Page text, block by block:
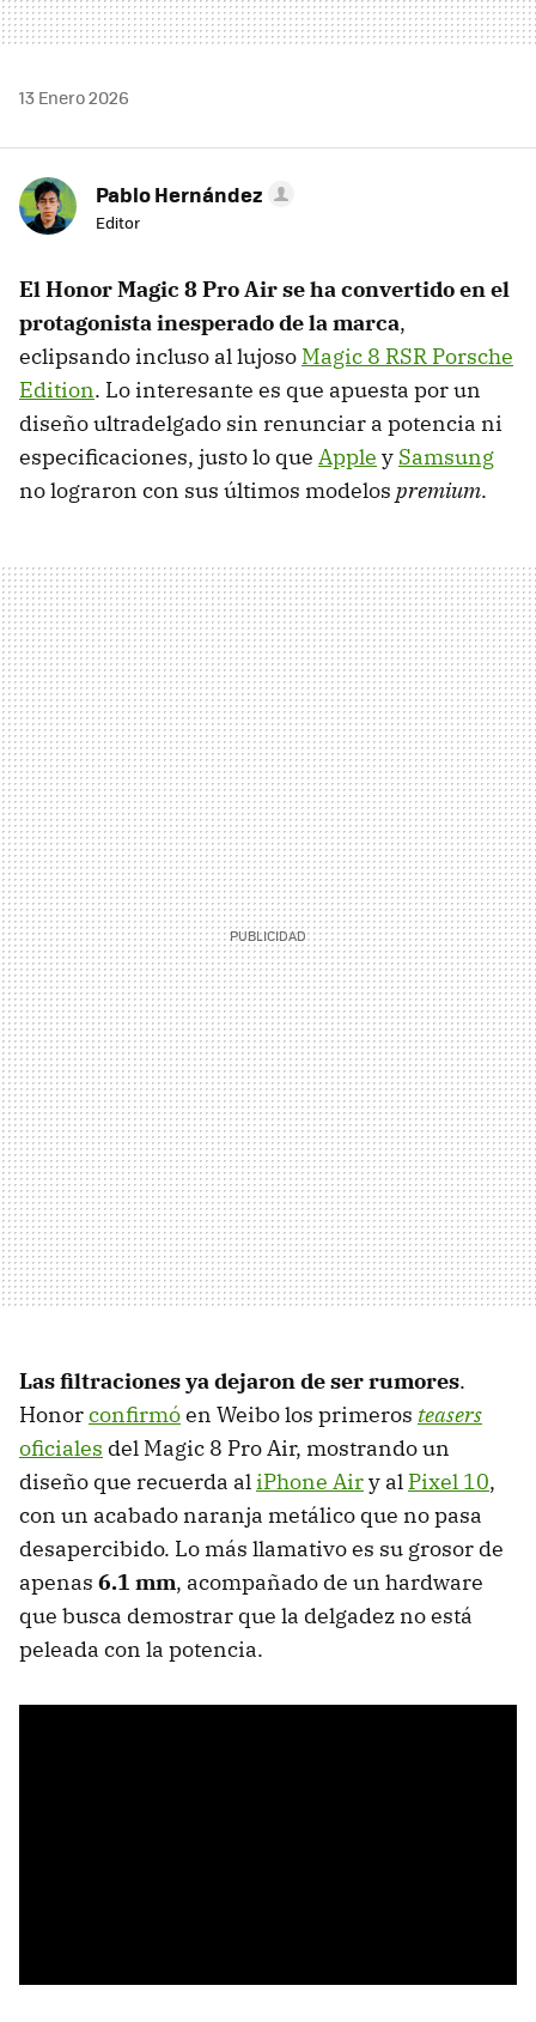
13 Enero 2026
Pablo Hernández
Editor
El Honor Magic 8 Pro Air se ha convertido en el
protagonista inesperado de la marca,
eclipsando incluso al lujoso Magic 8 RSR Porsche
Edition. Lo interesante es que apuesta por un
diseño ultradelgado sin renunciar a potencia ni
especificaciones, justo lo que Apple y Samsung
no lograron con sus últimos modelos premium.
Las filtraciones ya dejaron de ser rumores.
Honorconfirmóen Weibo los primeros teasers
oficiales del Magic 8 Pro Air, mostrando un
diseño que recuerda aliPhone Airy al Pixel 10,
con un acabado naranja metálico que no pasa
desapercibido. Lo más llamativo es su grosor de
apenas 6.1 mm, acompañado de un hardware
que busca demostrar que la delgadez no está
peleada con la potencia.